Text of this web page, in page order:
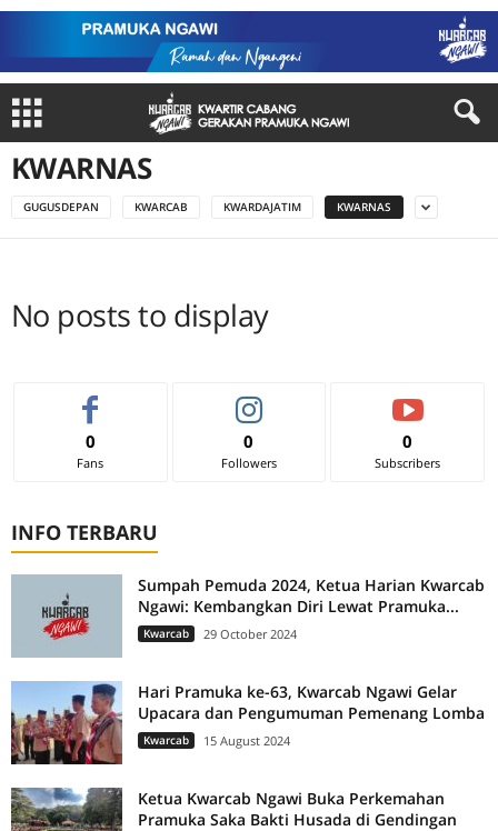
KWARNAS
GUGUSDEPAN KWARCAB KWARDAJATIM KWARNAS
No posts to display
0
Fans
0
Followers
0
Subscribers
INFO TERBARU
Sumpah Pemuda 2024, Ketua Harian Kwarcab
Ngawi: Kembangkan Diri Lewat Pramuka...
Kwarcab 29 October 2024
Hari Pramuka ke-63, Kwarcab Ngawi Gelar
Upacara dan Pengumuman Pemenang Lomba
Kwarcab 15 August 2024
Ketua Kwarcab Ngawi Buka Perkemahan
Pramuka Saka Bakti Husada di Gendingan